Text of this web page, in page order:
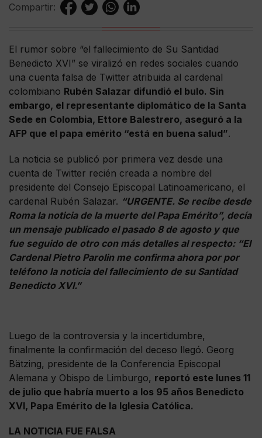
Compartir:
El rumor sobre “el fallecimiento de Su Santidad
Benedicto XVI” se viralizó en redes sociales cuando
una cuenta falsa de Twitter atribuida al cardenal
colombiano Rubén Salazar difundió el bulo. Sin
embargo, el representante diplomático de la Santa
Sede en Colombia, Ettore Balestrero, aseguró a la
AFP que el papa emérito “está en buena salud”.
La noticia se publicó por primera vez desde una
cuenta de Twitter recién creada a nombre del
presidente del Consejo Episcopal Latinoamericano, el
cardenal Rubén Salazar. “URGENTE. Se recibe desde
Roma la noticia de la muerte del Papa Emérito”, decía
un mensaje publicado el pasado 8 de agosto y que
fue seguido de otro con más detalles al respecto: “El
Cardenal Pietro Parolin me confirma ahora por por
teléfono la noticia del fallecimiento de su Santidad
Benedicto XVI.”
Luego de la controversia y la incertidumbre,
finalmente la confirmación del deceso llegó. Georg
Bätzing, presidente de la Conferencia Episcopal
Alemana y Obispo de Limburgo, reportó este lunes 11
de julio que habría muerto a los 95 años Benedicto
XVI, Papa Emérito de la Iglesia Católica.
LA NOTICIA FUE FALSA